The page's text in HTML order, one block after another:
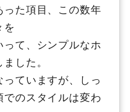
た項目、この数年
を
て、シンプルなホ
した。
ていますが、しっ
のスタイルは変わ